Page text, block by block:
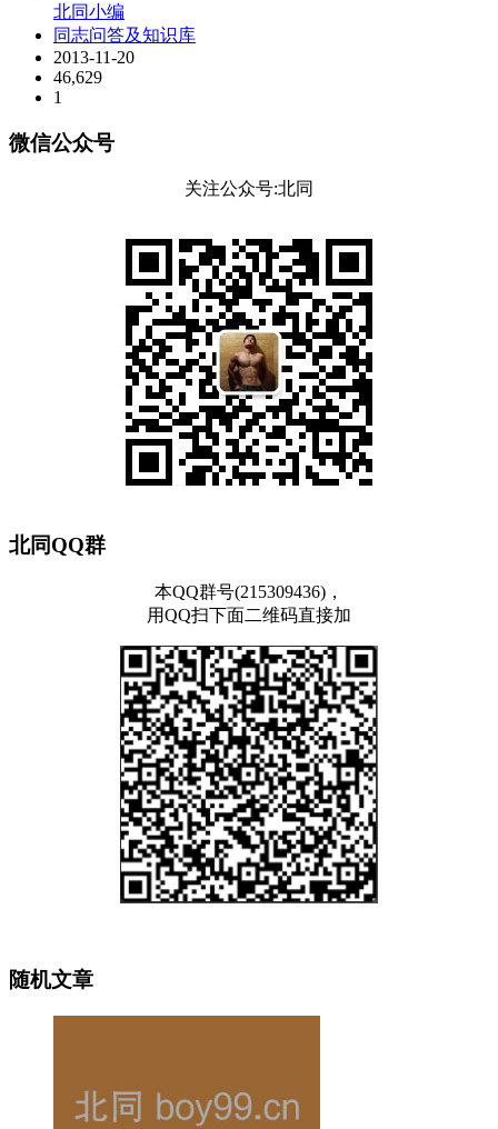
北同小编
同志问答及知识库
2013-11-20
46,629
1
微信公众号
关注公众号:北同
北同QQ群
本QQ群号(215309436)，
用QQ扫下面二维码直接加
随机文章